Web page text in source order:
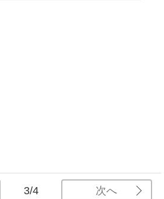
3/4 次へ